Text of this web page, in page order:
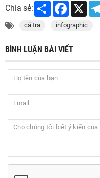
Chia sẻ: Share Facebook
X
cá tra infographic
BÌNH LUẬN BÀI VIẾT